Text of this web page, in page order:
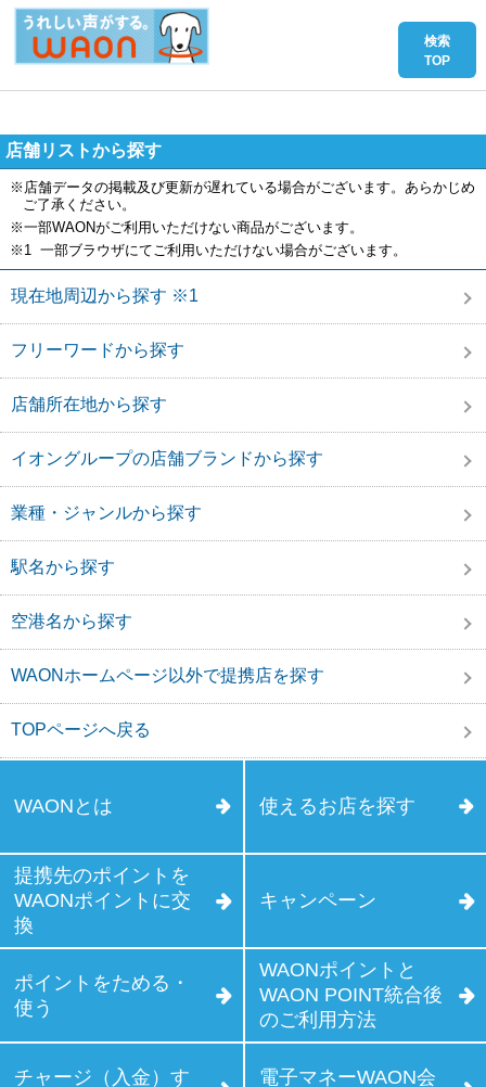
店舗リストから探す
※店舗データの掲載及び更新が遅れている場合がございます。あらかじめ
ご了承ください。
※一部WAONがご利用いただけない商品がございます。
※1 一部ブラウザにてご利用いただけない場合がございます。
現在地周辺から探す ※1
フリーワードから探す
店舗所在地から探す
イオングループの店舗ブランドから探す
業種・ジャンルから探す
駅名から探す
空港名から探す
WAONホームページ以外で提携店を探す
TOPページへ戻る